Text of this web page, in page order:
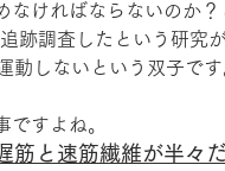
ければならないのか？
跡調査したという研究が
動しないという双子です
すよね。
筋と速筋繊維が半々